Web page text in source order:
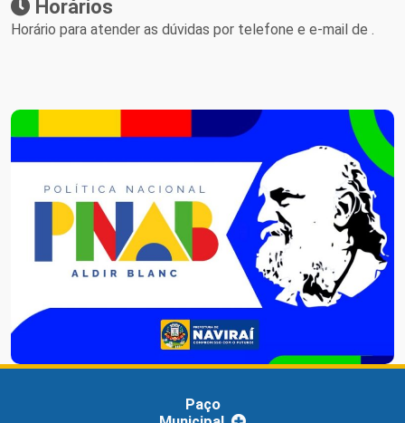
Horários
Horário para atender as dúvidas por telefone e e-mail de .
Paço